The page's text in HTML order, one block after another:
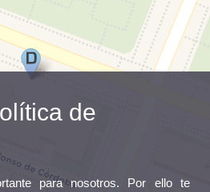
de
para nosotros. Por ello te